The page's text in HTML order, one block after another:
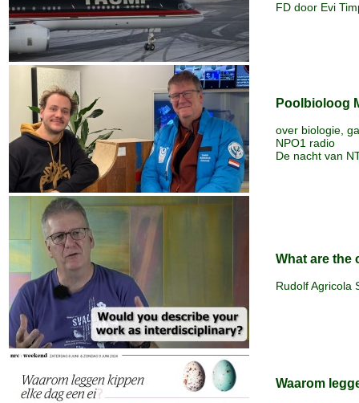
FD door Evi
Poolbioloog
over biologie,
NPO1 radio
De nacht van
What are the
Rudolf Agricola
Waarom